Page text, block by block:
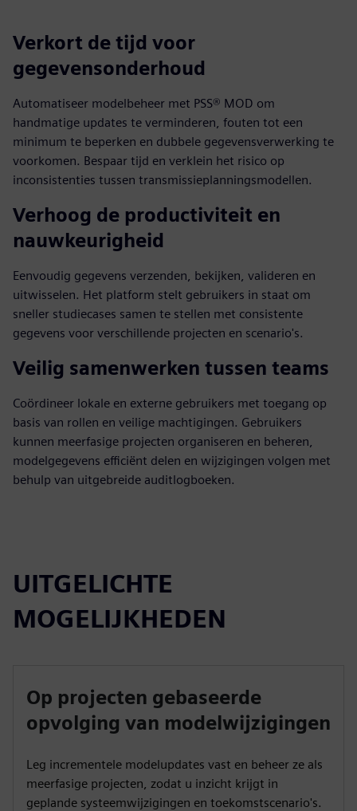
Verkort de tijd voor
gegevensonderhoud
Automatiseer modelbeheer met PSS® MOD om
handmatige updates te verminderen, fouten tot een
minimum te beperken en dubbele gegevensverwerking te
voorkomen. Bespaar tijd en verklein het risico op
inconsistenties tussen transmissieplanningsmodellen.
Verhoog de productiviteit en
nauwkeurigheid
Eenvoudig gegevens verzenden, bekijken, valideren en
uitwisselen. Het platform stelt gebruikers in staat om
sneller studiecases samen te stellen met consistente
gegevens voor verschillende projecten en scenario's.
Veilig samenwerken tussen teams
Coördineer lokale en externe gebruikers met toegang op
basis van rollen en veilige machtigingen. Gebruikers
kunnen meerfasige projecten organiseren en beheren,
modelgegevens efficiënt delen en wijzigingen volgen met
behulp van uitgebreide auditlogboeken.
UITGELICHTE
MOGELIJKHEDEN
Op projecten gebaseerde
opvolging van modelwijzigingen
Leg incrementele modelupdates vast en beheer ze als
meerfasige projecten, zodat u inzicht krijgt in
geplande systeemwijzigingen en toekomstscenario's.